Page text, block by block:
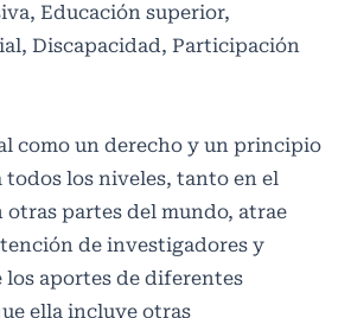
Educación superior,
Discapacidad, Participación
como un derecho y un principio
todos los niveles, tanto en el
otras partes del mundo, atrae
de investigadores y
los aportes de diferentes
ella incluye otras